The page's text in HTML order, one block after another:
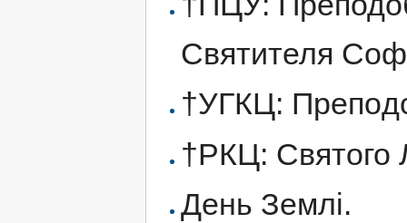
Святителя
†УГКЦ:
†РКЦ: Святого
День Землі.